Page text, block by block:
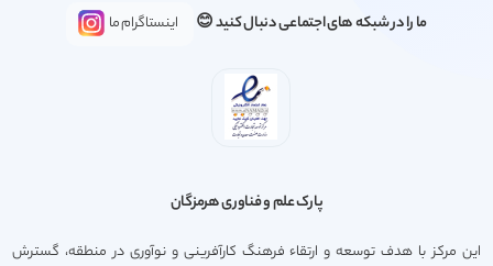
ما را در شبکه های اجتماعی دنبال کنید 😊 اینستاگرام ما
پارک علم و فناوری هرمزگان
این مرکز با هدف توسعه و ارتقاء فرهنگ کارآفرینی و نوآوری در منطقه، گسترش